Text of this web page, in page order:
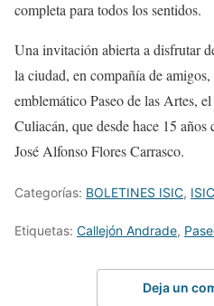
completa para todos los sentidos.
Una invitación abierta a disfrutar
la ciudad, en compañía de
emblemático Paseo de las Artes,
Culiacán, que desde hace 15
José Alfonso Flores Carrasco.
Categorías: BOLETINES ISIC, ISIC
Etiquetas: Callejón Andrade,
Deja un